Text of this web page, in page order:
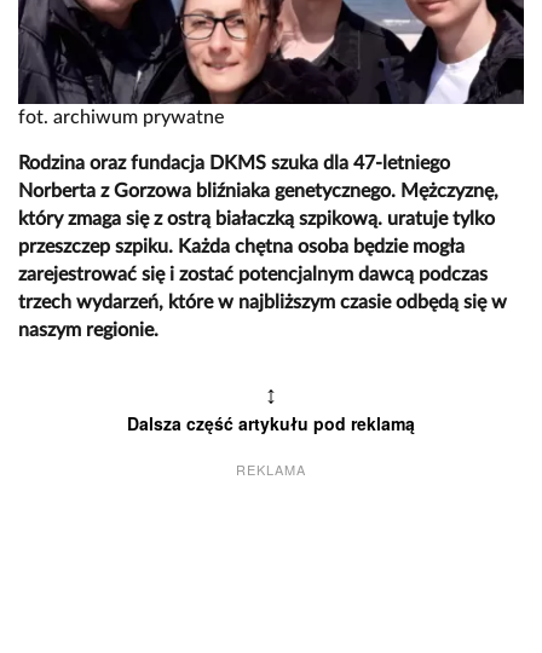
fot. archiwum prywatne
Rodzina oraz fundacja DKMS szuka dla 47-letniego
Norberta z Gorzowa bliźniaka genetycznego. Mężczyznę,
który zmaga się z ostrą białaczką szpikową. uratuje tylko
przeszczep szpiku. Każda chętna osoba będzie mogła
zarejestrować się i zostać potencjalnym dawcą podczas
trzech wydarzeń, które w najbliższym czasie odbędą się w
naszym regionie.
↕
Dalsza część artykułu pod reklamą
REKLAMA